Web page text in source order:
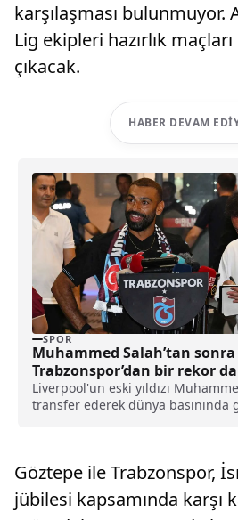
karşılaşması bulunmuyor.
Lig ekipleri hazırlık
çıkacak.
HABER DEVAM
SPOR
Muhammed Salah’tan sonra
Trabzonspor’dan bir rekor
Liverpool'un eski yıldızı
transfer ederek dünya basınında
açıkladı.
Göztepe ile Trabzonspor,
jübilesi kapsamında karşı